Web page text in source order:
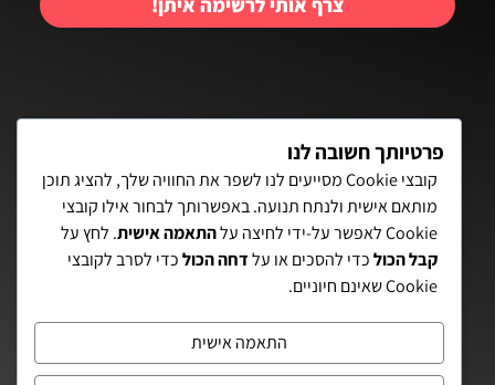
יצירת קשר:
פאת השולחן 15, תל-אביב
072-3972700
eitanaz2@gmail.com
פרטיותך חשובה לנו
קובצי Cookie מסייעים לנו לשפר את החוויה שלך, להציג תוכן
מותאם אישית ולנתח תנועה. באפשרותך לבחור אילו קובצי
Cookie לאפשר על-ידי לחיצה על
התאמה אישית. לחץ על
קבל הכולכדי להסכים או עלדחה הכולכדי לסרב לקובצי
Cookie שאינם חיוניים.
התאמה אישית